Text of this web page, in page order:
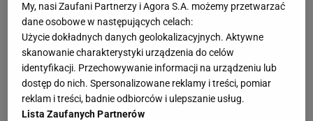
Kultowy serial powraca. "Line of Duty - wydział
wewnętrzny" już od czwartku, 6 sierpnia w BBC
First
MATERIAŁ PROMOCYJNY
Moby nie krył emocji. Ten widok z Warszawy
zrobił na nim wrażenie
My, nasi Zaufani Partnerzy i Agora S.A. możemy przetwarzać
dane osobowe w następujących celach:
Użycie dokładnych danych geolokalizacyjnych. Aktywne
skanowanie charakterystyki urządzenia do celów
identyfikacji. Przechowywanie informacji na urządzeniu lub
dostęp do nich. Spersonalizowane reklamy i treści, pomiar
reklam i treści, badnie odbiorców i ulepszanie usług.
Lista Zaufanych Partnerów